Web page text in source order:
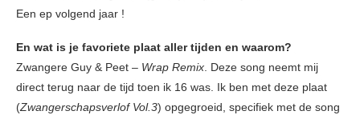
Een ep volgend jaar !
En wat is je favoriete plaat aller tijden en waarom?
Zwangere Guy & Peet – Wrap Remix . Deze song neemt mij
direct terug naar de tijd toen ik 16 was. Ik ben met deze plaat
(Zwangerschapsverlof Vol.3) opgegroeid, specifiek met de song